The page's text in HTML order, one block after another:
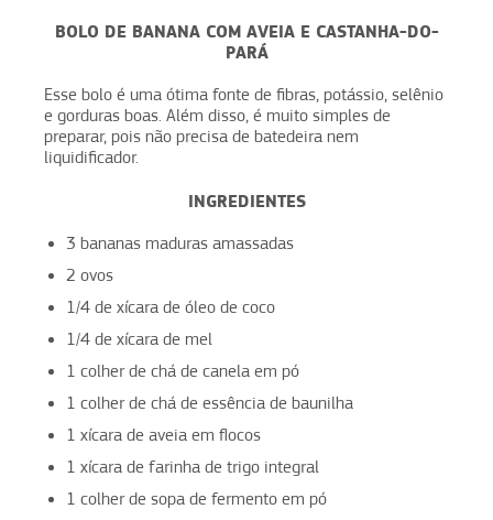
BOLO DE BANANA COM AVEIA E CASTANHA-DO-
PARÁ
Esse bolo é uma ótima fonte de fibras, potássio, selênio
e gorduras boas. Além disso, é muito simples de
preparar, pois não precisa de batedeira nem
liquidificador.
INGREDIENTES
3 bananas maduras amassadas
2 ovos
1/4 de xícara de óleo de coco
1/4 de xícara de mel
1 colher de chá de canela em pó
1 colher de chá de essência de baunilha
1 xícara de aveia em flocos
1 xícara de farinha de trigo integral
1 colher de sopa de fermento em pó